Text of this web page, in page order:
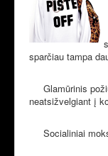
sparčiau tampa
Glamūrinis
neatsižvelgiant į
Socialiniai